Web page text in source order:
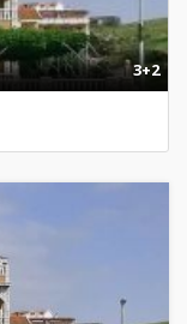
3+2